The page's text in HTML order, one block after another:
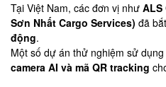
Tại Việt Nam, các đơn vị như ALS
Sơn Nhất Cargo Services) đã
động.
Một số dự án thử nghiệm sử dụng
camera AI và mã QR tracking